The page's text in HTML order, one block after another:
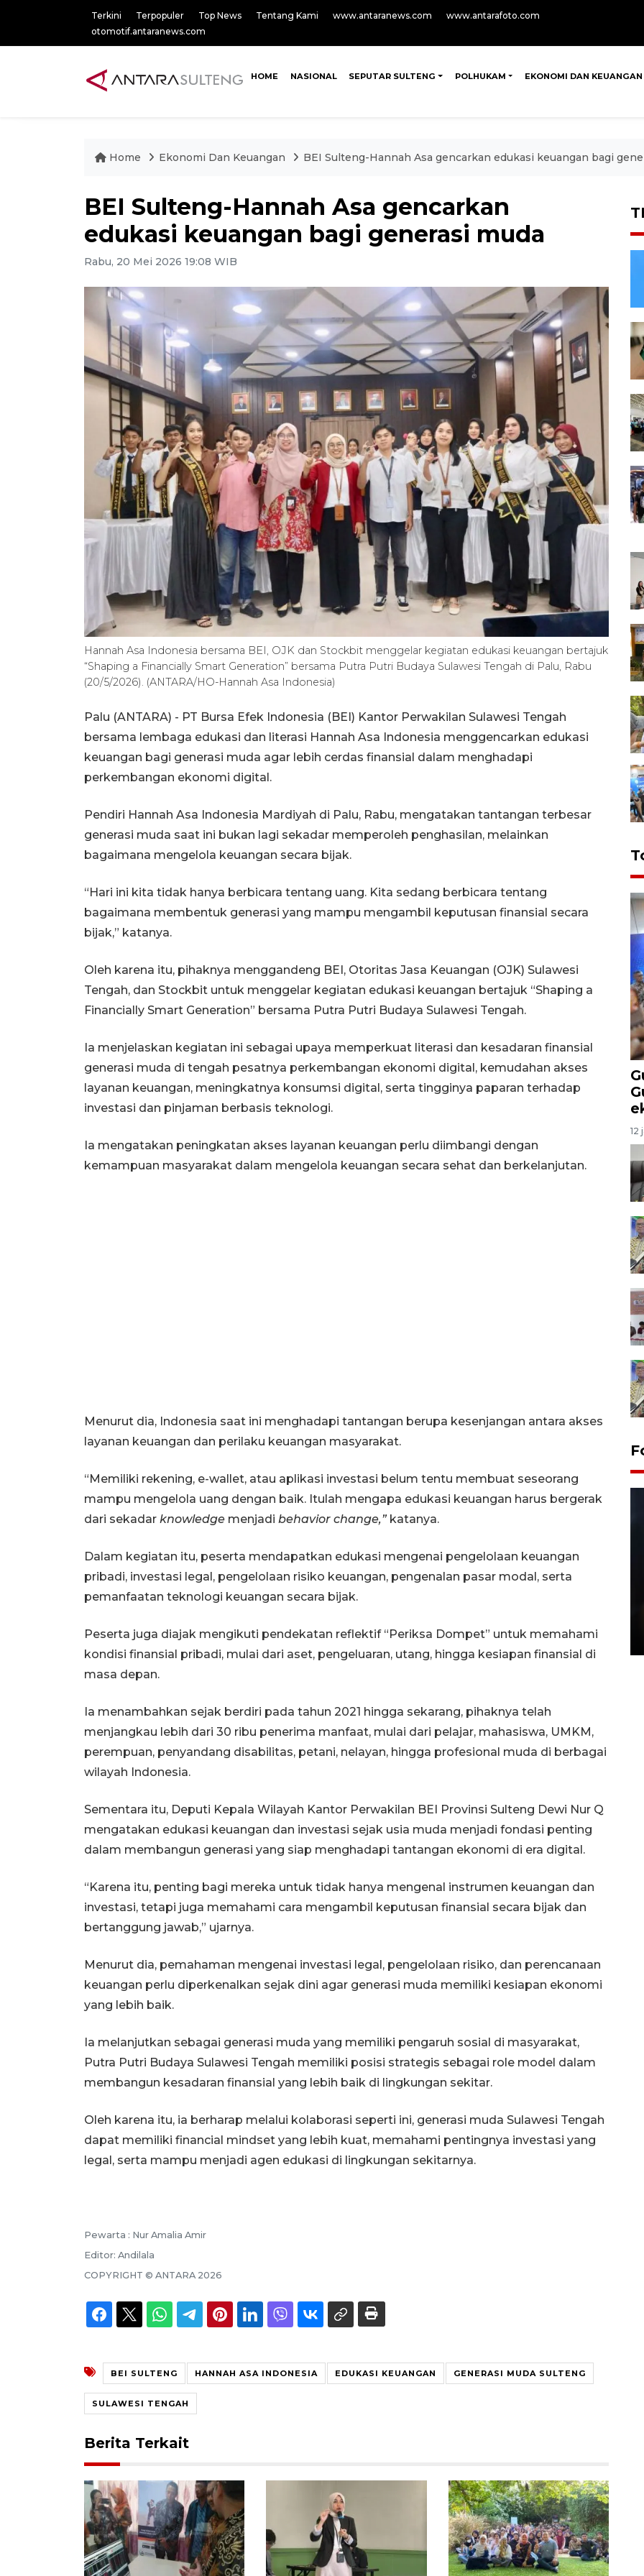
Terkini Terpopuler Top News Tentang Kami www.antaranews.com
www.antarafoto.com
otomotif.antaranews.com
HOME NASIONAL SEPUTAR SULTENG POLHUKAM EKONOMI DAN KEUANGAN
Home Ekonomi Dan Keuangan BEI Sulteng-Hannah Asa gencarkan edukasi keuangan bagi
BEI Sulteng-Hannah Asa gencarkan
edukasi keuangan bagi generasi muda
Rabu, 20 Mei 2026 19:08 WIB
Hannah Asa Indonesia bersama BEI, OJK dan Stockbit menggelar kegiatan edukasi keuangan bertajuk
“Shaping a Financially Smart Generation” bersama Putra Putri Budaya Sulawesi Tengah di Palu, Rabu
(20/5/2026). (ANTARA/HO-Hannah Asa Indonesia)
Palu (ANTARA) - PT Bursa Efek Indonesia (BEI) Kantor Perwakilan Sulawesi Tengah
bersama lembaga edukasi dan literasi Hannah Asa Indonesia menggencarkan edukasi
keuangan bagi generasi muda agar lebih cerdas finansial dalam menghadapi
perkembangan ekonomi digital.
Pendiri Hannah Asa Indonesia Mardiyah di Palu, Rabu, mengatakan tantangan terbesar
generasi muda saat ini bukan lagi sekadar memperoleh penghasilan, melainkan
bagaimana mengelola keuangan secara bijak.
“Hari ini kita tidak hanya berbicara tentang uang. Kita sedang berbicara tentang
bagaimana membentuk generasi yang mampu mengambil keputusan finansial secara
bijak,” katanya.
Oleh karena itu, pihaknya menggandeng BEI, Otoritas Jasa Keuangan (OJK) Sulawesi
Tengah, dan Stockbit untuk menggelar kegiatan edukasi keuangan bertajuk “Shaping a
Financially Smart Generation” bersama Putra Putri Budaya Sulawesi Tengah.
Ia menjelaskan kegiatan ini sebagai upaya memperkuat literasi dan kesadaran finansial
generasi muda di tengah pesatnya perkembangan ekonomi digital, kemudahan akses
layanan keuangan, meningkatnya konsumsi digital, serta tingginya paparan terhadap
investasi dan pinjaman berbasis teknologi.
Ia mengatakan peningkatan akses layanan keuangan perlu diimbangi dengan
kemampuan masyarakat dalam mengelola keuangan secara sehat dan berkelanjutan.
Menurut dia, Indonesia saat ini menghadapi tantangan berupa kesenjangan antara akses
layanan keuangan dan perilaku keuangan masyarakat.
“Memiliki rekening, e-wallet, atau aplikasi investasi belum tentu membuat seseorang
mampu mengelola uang dengan baik. Itulah mengapa edukasi keuangan harus bergerak
dari sekadar knowledge menjadi behavior change,”katanya.
Dalam kegiatan itu, peserta mendapatkan edukasi mengenai pengelolaan keuangan
pribadi, investasi legal, pengelolaan risiko keuangan, pengenalan pasar modal, serta
pemanfaatan teknologi keuangan secara bijak.
Peserta juga diajak mengikuti pendekatan reflektif “Periksa Dompet” untuk memahami
kondisi finansial pribadi, mulai dari aset, pengeluaran, utang, hingga kesiapan finansial di
masa depan.
Ia menambahkan sejak berdiri pada tahun 2021 hingga sekarang, pihaknya telah
menjangkau lebih dari 30 ribu penerima manfaat, mulai dari pelajar, mahasiswa, UMKM,
perempuan, penyandang disabilitas, petani, nelayan, hingga profesional muda di berbagai
wilayah Indonesia.
Sementara itu, Deputi Kepala Wilayah Kantor Perwakilan BEI Provinsi Sulteng Dewi Nur Q
mengatakan edukasi keuangan dan investasi sejak usia muda menjadi fondasi penting
dalam membangun generasi yang siap menghadapi tantangan ekonomi di era digital.
“Karena itu, penting bagi mereka untuk tidak hanya mengenal instrumen keuangan dan
investasi, tetapi juga memahami cara mengambil keputusan finansial secara bijak dan
bertanggung jawab,” ujarnya.
Menurut dia, pemahaman mengenai investasi legal, pengelolaan risiko, dan perencanaan
keuangan perlu diperkenalkan sejak dini agar generasi muda memiliki kesiapan ekonomi
yang lebih baik.
Ia melanjutkan sebagai generasi muda yang memiliki pengaruh sosial di masyarakat,
Putra Putri Budaya Sulawesi Tengah memiliki posisi strategis sebagai role model dalam
membangun kesadaran finansial yang lebih baik di lingkungan sekitar.
Oleh karena itu, ia berharap melalui kolaborasi seperti ini, generasi muda Sulawesi Tengah
dapat memiliki financial mindset yang lebih kuat, memahami pentingnya investasi yang
legal, serta mampu menjadi agen edukasi di lingkungan sekitarnya.
Pewarta : Nur Amalia Amir
Editor: Andilala
COPYRIGHT © ANTARA 2026
BEI SULTENG HANNAH ASA INDONESIA EDUKASI KEUANGAN GENERASI MUDA SULTENG
SULAWESI TENGAH
Berita Terkait
12
15 July 2026 14:08 WIB